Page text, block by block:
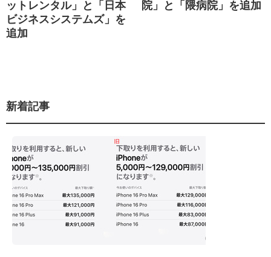
ットレンタル」と「日本
ビジネスシステムズ」を
追加
院」と「隈病院」を追加
新着記事